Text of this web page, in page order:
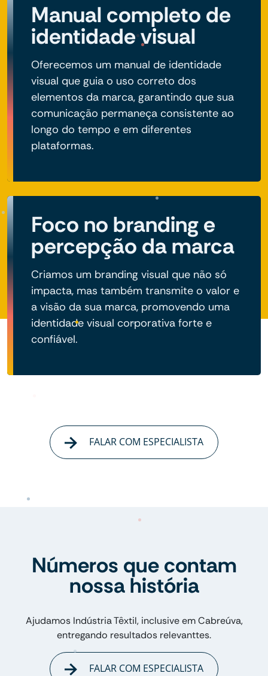
Manual completo de
identidade visual
Oferecemos um manual de identidade
visual que guia o uso correto dos
elementos da marca, garantindo que sua
comunicação permaneça consistente ao
longo do tempo e em diferentes
plataformas.
Foco no branding e
percepção da marca
Criamos um branding visual que não só
impacta, mas também transmite o valor e
a visão da sua marca, promovendo uma
identidade visual corporativa forte e
confiável.
FALAR COM ESPECIALISTA
Números que contam
nossa história
Ajudamos Indústria Têxtil, inclusive em Cabreúva,
entregando resultados relevanttes.
FALAR COM ESPECIALISTA